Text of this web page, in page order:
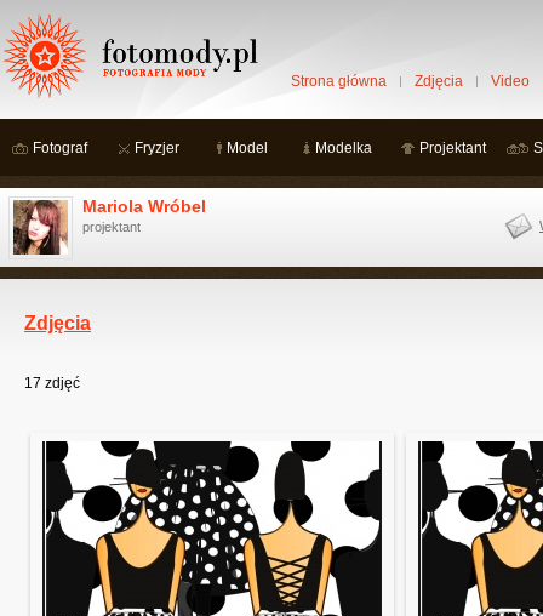
Strona główna Zdjęcia Video
Fotograf Fryzjer Model Modelka Projektant
Mariola Wróbel
projektant
Zdjęcia
17 zdjęć